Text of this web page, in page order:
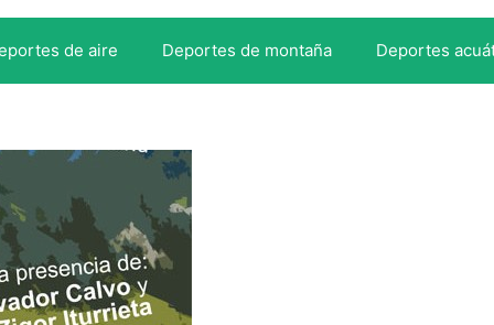
de aire Deportes de montaña Deportes